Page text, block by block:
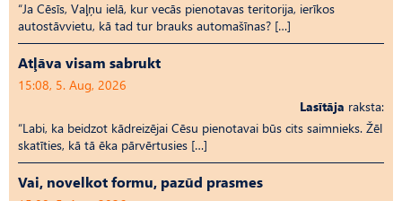
“Ja Cēsīs, Vaļņu ielā, kur vecās pienotavas teritorija, ierīkos
autostāvvietu, kā tad tur brauks automašīnas? […]
Atļāva visam sabrukt
15:08, 5. Aug, 2026
Lasītāja raksta:
“Labi, ka beidzot kādreizējai Cēsu pienotavai būs cits saimnieks. Žēl
skatīties, kā tā ēka pārvērtusies […]
Vai, novelkot formu, pazūd prasmes